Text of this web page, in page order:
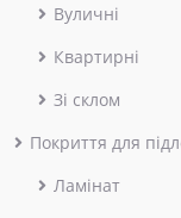
Вуличні
Квартирні
Зі склом
Покриття для
Ламінат